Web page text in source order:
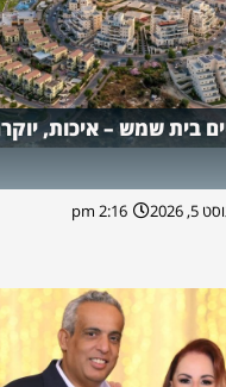
בית שמש – איכות,
5, 2026
2:16 pm